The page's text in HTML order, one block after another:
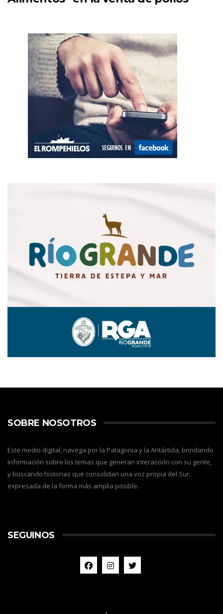
SOBRE NOSOTROS
Este medio digital, navega por la Patagonia y la Antártida, brindando
información sobre los temas que generan interacción con su gente,
y buscando historias que consolidan una voz propia del Sur,
expresada de la forma más amplia posible.
SEGUINOS